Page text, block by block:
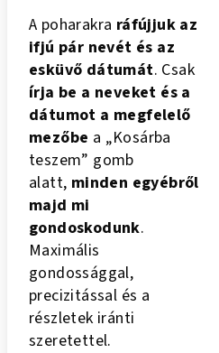
A poharakra ráfújjuk az
ifjú pár nevét és az
esküvő dátumát. Csak
írja be a neveket és a
dátumot a megfelelő
mezőbe a „Kosárba
teszem” gomb
alatt, minden egyébről
majd mi
gondoskodunk.
Maximális
gondossággal,
precizitással és a
részletek iránti
szeretettel.